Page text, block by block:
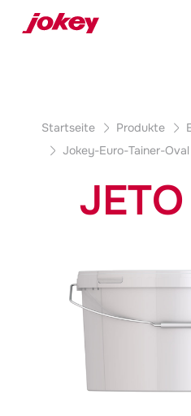
Startseite Produkte
Jokey-Euro-Tainer-Oval